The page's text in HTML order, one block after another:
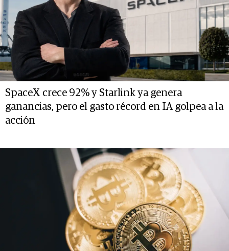
SpaceX crece 92% y Starlink ya genera
ganancias, pero el gasto récord en IA golpea a la
acción